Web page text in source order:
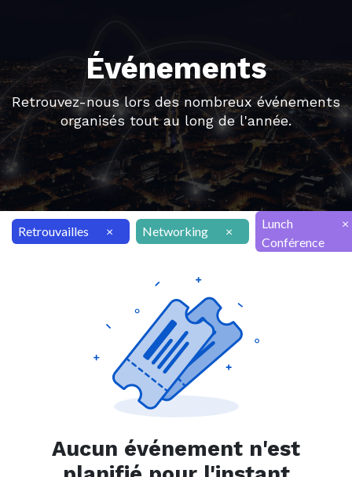
Événements
Retrouvez-nous lors des nombreux événements
organisés tout au long de l'année.
Retrouvailles × Networking ×
Lunch
Conférence
×
Aucun événement n'est